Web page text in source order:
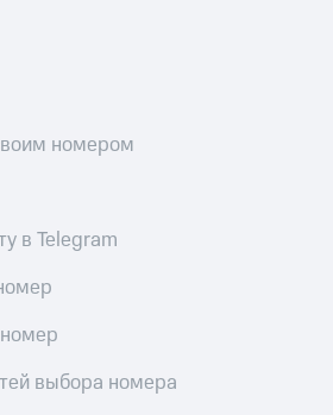
номером
в Telegram
выбора номера